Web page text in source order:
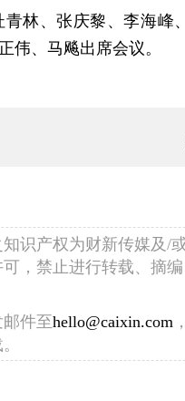
林、张庆黎、李海峰
伟、马飚出席会议。
识产权为财新传媒及/
，禁止进行转载、摘
件至hello@caixin.com